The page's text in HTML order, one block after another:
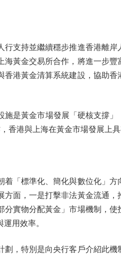
支持並繼續穩步推進香港離岸
黃金交易所合作，將進一步
港黃金清算系統建設，協助
黃金市場發展「硬核支撐」
香港與上海在黃金市場發展上具
「標準化、簡化與數位化」方
面，一是打擊非法黃金流通
實物分配黃金」市場機制，
用效率。
特別是向央行客戶介紹此機